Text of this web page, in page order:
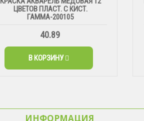
ЦВЕТОВ ПЛАСТ. С КИСТ.
ГАММА-200105
40.89
В КОРЗИНУ
ИНФОРМАЦИЯ